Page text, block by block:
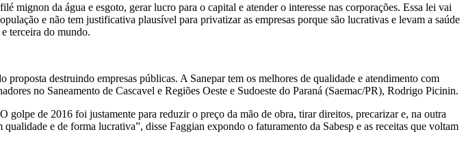
da água e esgoto, gerar lucro para o capital e atender o interesse nas corporações. Essa lei vai
e não tem justificativa plausível para privatizar as empresas porque são lucrativas e levam a saúde
terceira do mundo.
destruindo empresas públicas. A Sanepar tem os melhores de qualidade e atendimento com
no Saneamento de Cascavel e Regiões Oeste e Sudoeste do Paraná (Saemac/PR), Rodrigo Picinin.
golpe de 2016 foi justamente para reduzir o preço da mão de obra, tirar direitos, precarizar e, na outra
e de forma lucrativa”, disse Faggian expondo o faturamento da Sabesp e as receitas que voltam